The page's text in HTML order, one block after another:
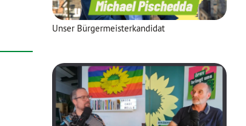
Unser Bürgermeisterkandidat